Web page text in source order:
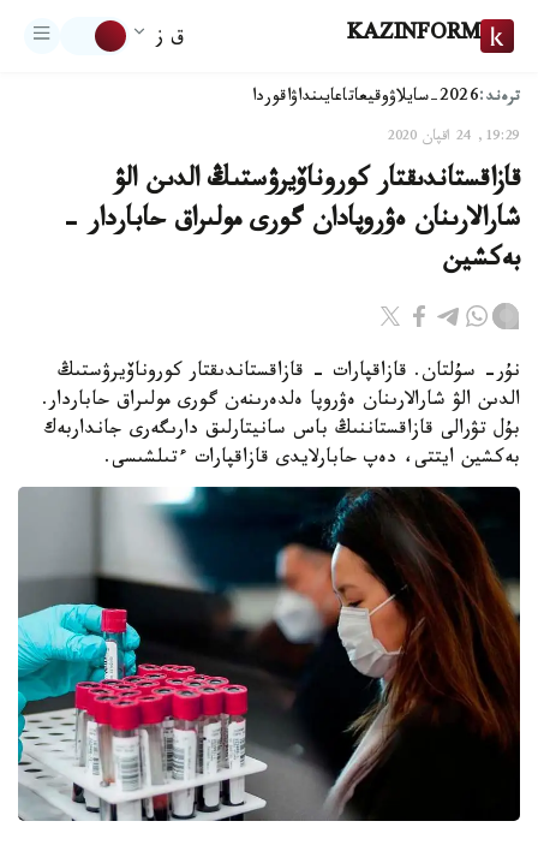
KAZINFORM ق ز
ترەند:2026-سايلاۋ وقيعاتاعايىنداۋاقوردا
19:29, 24 اقپان 2020
قازاقستاندىقتار كوروناۆيرۋستىڭ الدىن الۋ
شارالارىنان ەۋروپادان گورى مولىراق حاباردار -
بەكشين
نۇر- سۇلتان. قازاقپارات - قازاقستاندىقتار كوروناۆيرۋستىڭ
الدىن الۋ شارالارىنان ەۋروپا ەلدەرىنەن گورى مولىراق حاباردار.
بۇل تۋرالى قازاقستاننىڭ باس سانيتارلىق دارىگەرى جانداربەك
بەكشين ايتتى، دەپ حابارلايدى قازاقپارات ءتىلشىسى.